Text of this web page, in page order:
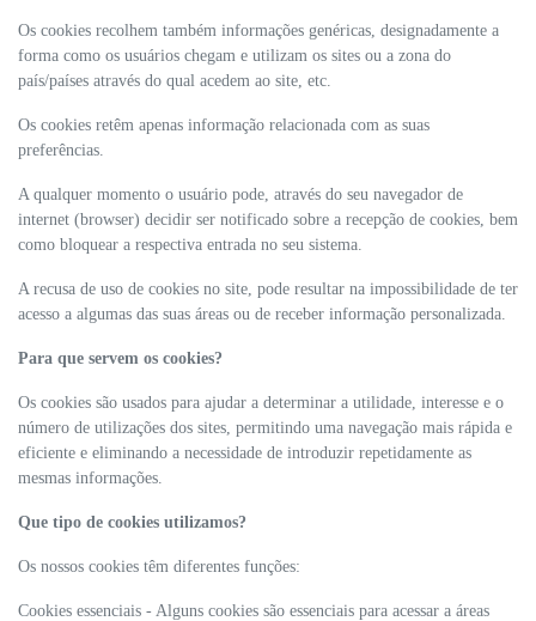
Os cookies recolhem também informações genéricas, designadamente a
forma como os usuários chegam e utilizam os sites ou a zona do
país/países através do qual acedem ao site, etc.
Os cookies retêm apenas informação relacionada com as suas
preferências.
A qualquer momento o usuário pode, através do seu navegador de
internet (browser) decidir ser notificado sobre a recepção de cookies, bem
como bloquear a respectiva entrada no seu sistema.
A recusa de uso de cookies no site, pode resultar na impossibilidade de ter
acesso a algumas das suas áreas ou de receber informação personalizada.
Para que servem os cookies?
Os cookies são usados para ajudar a determinar a utilidade, interesse e o
número de utilizações dos sites, permitindo uma navegação mais rápida e
eficiente e eliminando a necessidade de introduzir repetidamente as
mesmas informações.
Que tipo de cookies utilizamos?
Os nossos cookies têm diferentes funções:
Cookies essenciais - Alguns cookies são essenciais para acessar a áreas